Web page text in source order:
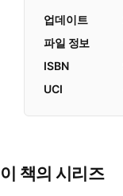
업데이트
파일 정보
ISBN
UCI
이 책의 시리즈